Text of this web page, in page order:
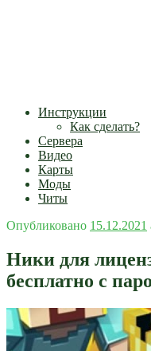
Инструкции
Как сделать?
Сервера
Видео
Карты
Моды
Читы
Опубликовано 15.12.2021
Ники для
бесплатно с